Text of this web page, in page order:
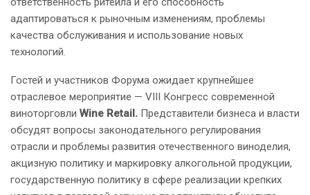
адаптироваться к рыночным изменениям, проблемы
качества обслуживания и использование новых
технологий.
Гостей и участников Форума ожидает крупнейшее
отраслевое мероприятие — VIII Конгресс современной
виноторговли Wine Retail. Представители бизнеса и власти
обсудят вопросы законодательного регулирования
отрасли и проблемы развития отечественного виноделия,
акцизную политику и маркировку алкогольной продукции,
государственную политику в сфере реализации крепких